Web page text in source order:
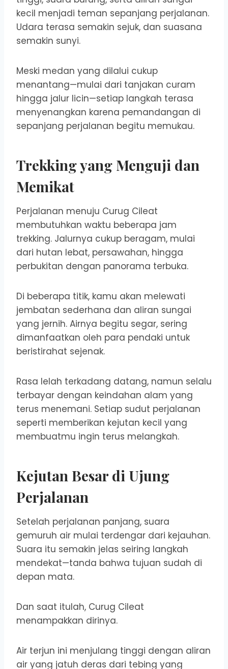
kecil menjadi teman sepanjang perjalanan.
Udara terasa semakin sejuk, dan suasana
semakin sunyi.
Meski medan yang dilalui cukup
menantang—mulai dari tanjakan curam
hingga jalur licin—setiap langkah terasa
menyenangkan karena pemandangan di
sepanjang perjalanan begitu memukau.
Trekking yang Menguji dan
Memikat
Perjalanan menuju Curug Cileat
membutuhkan waktu beberapa jam
trekking. Jalurnya cukup beragam, mulai
dari hutan lebat, persawahan, hingga
perbukitan dengan panorama terbuka.
Di beberapa titik, kamu akan melewati
jembatan sederhana dan aliran sungai
yang jernih. Airnya begitu segar, sering
dimanfaatkan oleh para pendaki untuk
beristirahat sejenak.
Rasa lelah terkadang datang, namun selalu
terbayar dengan keindahan alam yang
terus menemani. Setiap sudut perjalanan
seperti memberikan kejutan kecil yang
membuatmu ingin terus melangkah.
Kejutan Besar di Ujung
Perjalanan
Setelah perjalanan panjang, suara
gemuruh air mulai terdengar dari kejauhan.
Suara itu semakin jelas seiring langkah
mendekat—tanda bahwa tujuan sudah di
depan mata.
Dan saat itulah, Curug Cileat
menampakkan dirinya.
Air terjun ini menjulang tinggi dengan aliran
air yang jatuh deras dari tebing yang